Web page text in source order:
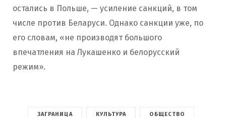
остались в Польше, — усиление санкций, в том
числе против Беларуси. Однако санкции уже, по
его словам, «не производят большого
впечатления на Лукашенко и белорусский
режим».
ЗАГРАНИЦА КУЛЬТУРА ОБЩЕСТВО